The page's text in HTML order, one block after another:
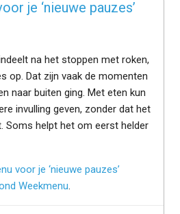
je ‘nieuwe pauzes’
na het stoppen met roken,
op. Dat zijn vaak de momenten
naar buiten ging. Met eten kun
invulling geven, zonder dat het
Soms helpt het om eerst helder
voor je ‘nieuwe pauzes’
Weekmenu